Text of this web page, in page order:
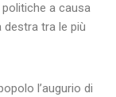
a causa
destra tra le più
l’augurio di